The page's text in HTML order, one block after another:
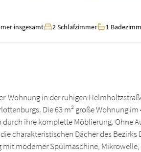
insgesamt 2 Schlafzimmer 1
Wohnung in der ruhigen
Die 63 m² große Wohnung
ihre komplette Möblierung. Ohne
charakteristischen Dächer des
mit moderner Spülmaschine,